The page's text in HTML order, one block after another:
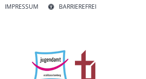
IMPRESSUM BARRIEREFREI